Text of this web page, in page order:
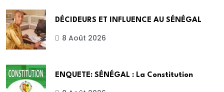
DÉCIDEURS ET INFLUENCE AU SÉNÉGAL
8 Août 2026
ENQUETE: SÉNÉGAL : La Constitution